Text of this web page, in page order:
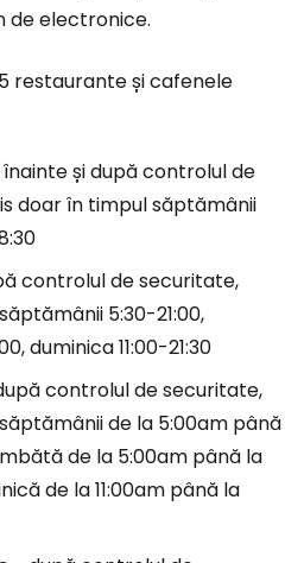
de electronice.
restaurante și cafenele
și după controlul de
doar în timpul săptămânii
controlul de securitate,
5:30-21:00,
duminica 11:00-21:30
controlul de securitate,
de la 5:00am până
de la 5:00am până la
de la 11:00am până la